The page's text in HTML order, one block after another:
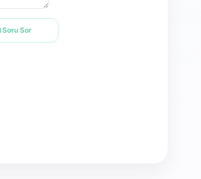
Soru Sor